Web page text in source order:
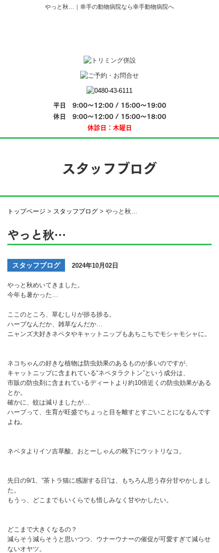
やっと秋…｜幸手の動物病院なら幸手動物病院へ
平日 9:00～12:00 / 15:00～19:00
休日 9:00～12:00 / 15:00～18:00
休診日：木曜日
スタッフブログ
トップページ > スタッフブログ > やっと秋…
やっと秋…
スタッフブログ 2024年10月02日
やっと秋めいてきました。
今年も暑かった…
ここのところ、草むしりが捗る捗る。
ハーブなんだか、雑草なんだか…
ニャンズ大好きネペタやキャットニップもあちこちでモシャモシャに。
ネコちゃんの好きな植物は防虫効果のあるものが多いのですが、
キャットニップに含まれている“ネペタラクトン”という成分は、
市販の防虫剤に含まれているディートより約10倍近くの防虫効果がある
とか。
確かに、蚊は減りましたが…
ハーブって、生育が旺盛でちょっと目を離すとすごいことになるんです
よね。
ネペタよりイソ吉草酸。おとーしゃんの靴下にウットリなコ。
先日の9/1、“茶トラ猫に感謝する日”は、もちろん思う存分甘やかしまし
た。
もうっ、どこまでもいくらでも惜しみなく甘やかしたい。
どこまで大きくなるの？
減らそう減らそうと思いつつ、ウナーウナーの催促が可愛すぎて減らせ
ないオヤツ。